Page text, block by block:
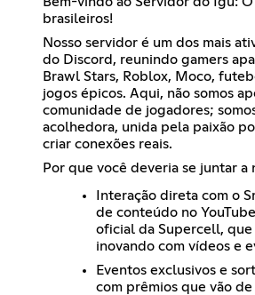
brasileiros!
Nosso servidor é um dos mais
do Discord, reunindo gamers
Brawl Stars, Roblox, Moco,
jogos épicos. Aqui, não somos
comunidade de jogadores;
acolhedora, unida pela paixão
criar conexões reais.
Por que você deveria se juntar a
Interação direta com o
de conteúdo no
oficial da Supercell, que
inovando com vídeos e
Eventos exclusivos e
com prêmios que vão